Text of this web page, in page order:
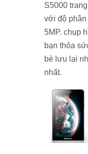
S5000
với độ
5MP. chụp
bạn thỏa
bè lưu lại
nhất.